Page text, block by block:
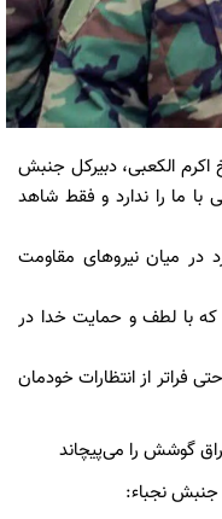
الکعبی، دبیرکل جنبش
با ما را ندارد و فقط شاهد
میان نیروهای مقاومت
که با لطف و حمایت خدا در
فراتر از انتظارات خودمان
گوشش را می‌پیچاند
جنبش نجباء: